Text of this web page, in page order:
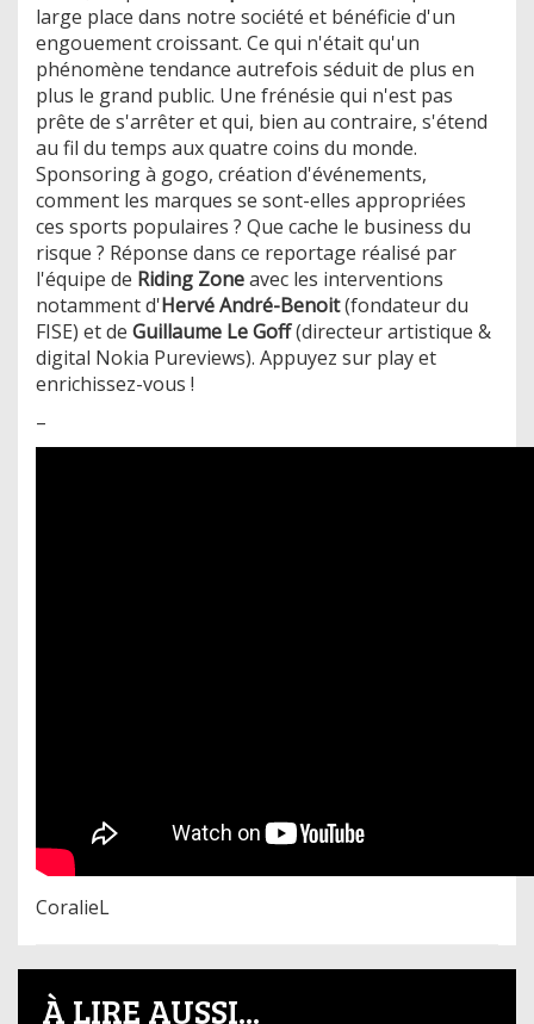
large place dans notre société et bénéficie d'un
engouement croissant. Ce qui n'était qu'un
phénomène tendance autrefois séduit de plus en
plus le grand public. Une frénésie qui n'est pas
prête de s'arrêter et qui, bien au contraire, s'étend
au fil du temps aux quatre coins du monde.
Sponsoring à gogo, création d'événements,
comment les marques se sont-elles appropriées
ces sports populaires ? Que cache le business du
risque ? Réponse dans ce reportage réalisé par
l'équipe de Riding Zoneavec les interventions
notamment d'Hervé André-Benoit(fondateur du
FISE) et de Guillaume Le Goff(directeur artistique &
digital Nokia Pureviews). Appuyez sur play et
enrichissez-vous !
–
CoralieL
À LIRE AUSSI...